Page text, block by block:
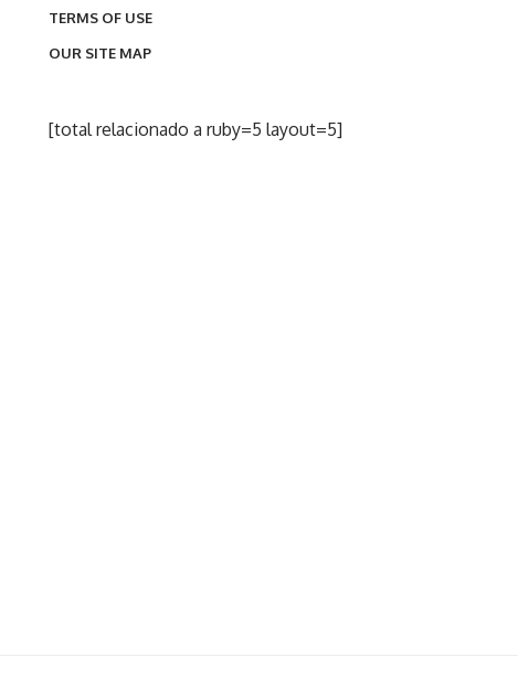
TERMS OF USE
OUR SITE MAP
[total relacionado a ruby=5 layout=5]